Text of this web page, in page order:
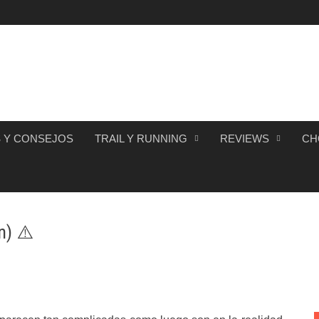
Y CONSEJOS TRAIL Y RUNNING REVIEWS
⚠️